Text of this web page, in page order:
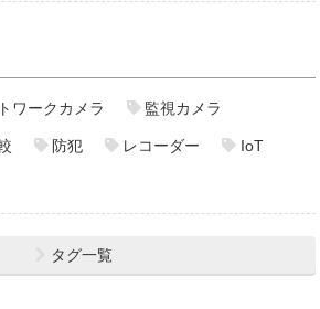
ワークカメラ 監視カメラ
防犯 レコーダー IoT
タグ一覧